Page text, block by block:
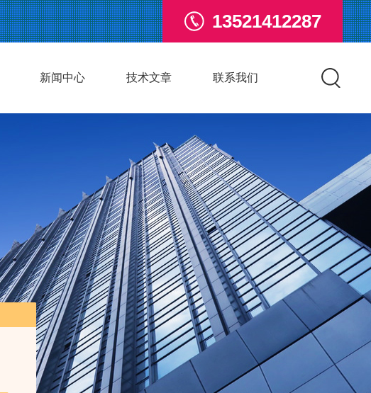
13521412287
新闻中心 技术文章 联系我们